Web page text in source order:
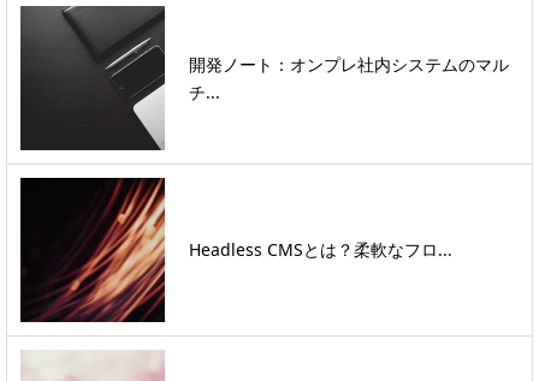
開発ノート：オンプレ社内システムのマル
チ...
Headless CMSとは？柔軟なフロ...